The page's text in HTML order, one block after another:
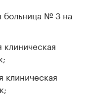
больница № 3 на
клиническая